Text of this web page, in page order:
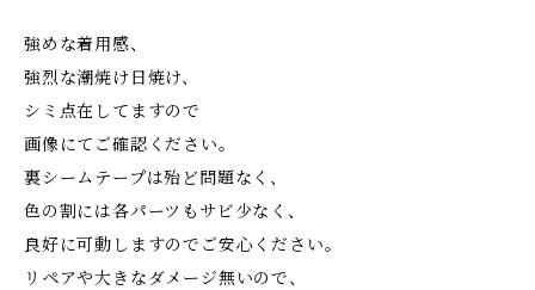
強めな着用感、
強烈な潮焼け日焼け、
シミ点在してますので
画像にてご確認ください。
裏シームテープは殆ど問題なく、
色の割には各パーツもサビ少なく、
良好に可動しますのでご安心ください。
リペアや大きなダメージ無いので、